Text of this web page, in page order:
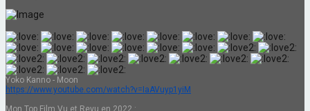
Yoko Kanno - Moon
https://www.youtube.com/watch?v=IaAVuyp1yiM
Mon Top Film Vu et Revu en 2022 :